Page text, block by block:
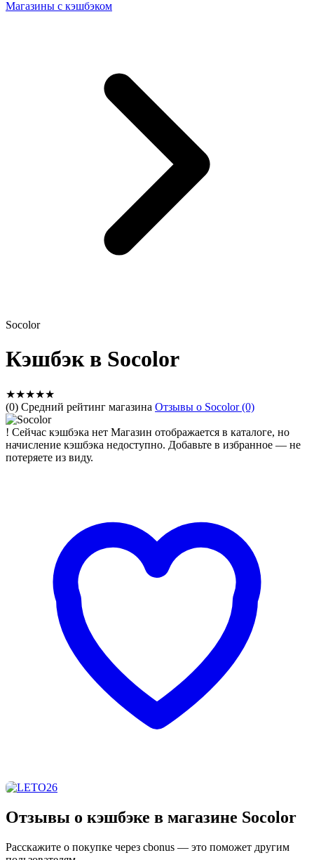
Магазины с кэшбэком
Socolor
Кэшбэк в Socolor
★★★★★
(0) Средний рейтинг магазина Отзывы о Socolor (0)
! Сейчас кэшбэка нет Магазин отображается в каталоге, но
начисление кэшбэка недоступно. Добавьте в избранное — не
потеряете из виду.
Отзывы о кэшбэке в магазине Socolor
Расскажите о покупке через cbonus — это поможет другим